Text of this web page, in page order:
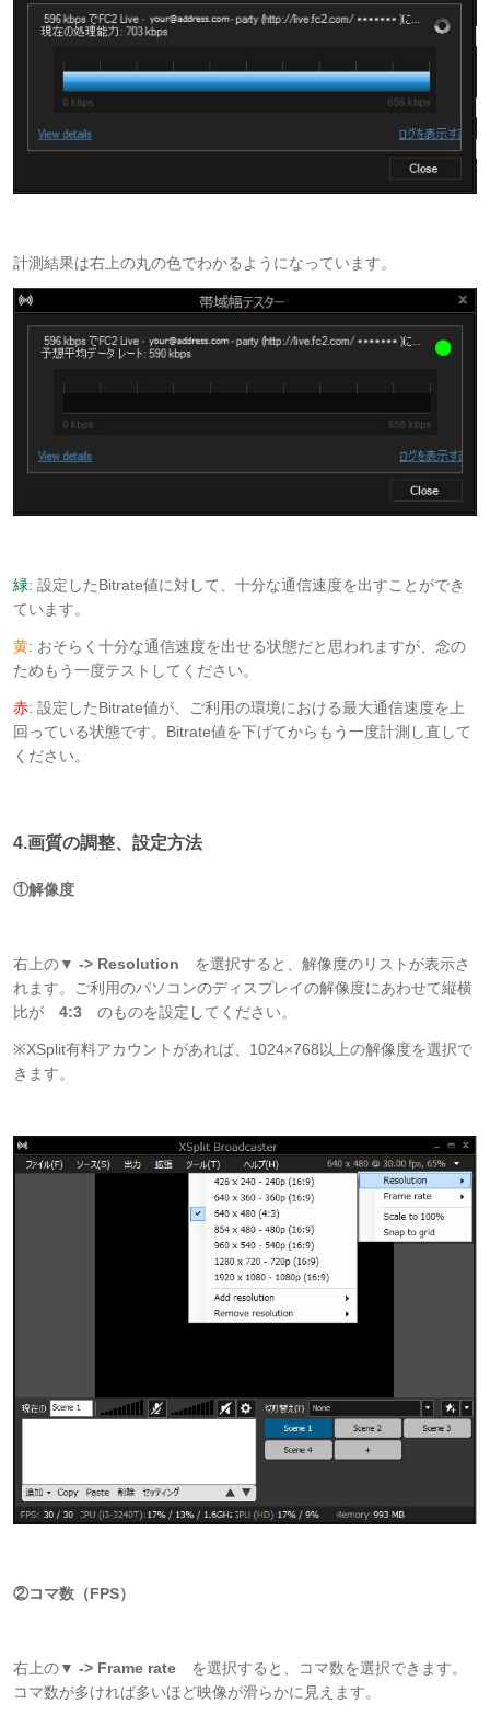
計測結果は右上の丸の色でわかるようになっています。
緑: 設定したBitrate値に対して、十分な通信速度を出すことができ
ています。
黄: おそらく十分な通信速度を出せる状態だと思われますが、念の
ためもう一度テストしてください。
赤: 設定したBitrate値が、ご利用の環境における最大通信速度を上
回っている状態です。Bitrate値を下げてからもう一度計測し直して
ください。
4.画質の調整、設定方法
①解像度
右上の▼ -> Resolution を選択すると、解像度のリストが表示さ
れます。ご利用のパソコンのディスプレイの解像度にあわせて縦横
比が 4:3 のものを設定してください。
※XSplit有料アカウントがあれば、1024×768以上の解像度を選択で
きます。
②コマ数（FPS）
右上の▼ -> Frame rate を選択すると、コマ数を選択できます。
コマ数が多ければ多いほど映像が滑らかに見えます。